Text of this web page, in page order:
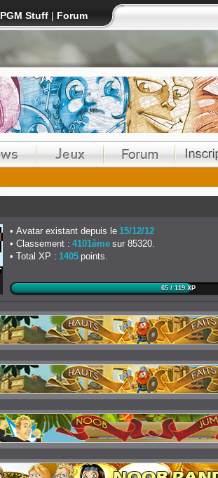
PGM Stuff | Forum
Avatar existant depuis le 15/12/12
Classement : 4101ème sur 85320.
Total XP : 1405 points.
65 / 119 XP